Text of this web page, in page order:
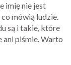
imię nie jest
co mówią ludzie.
są i takie, które
piśmie. Warto